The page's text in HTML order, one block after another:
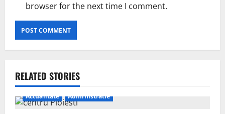
browser for the next time I comment.
RELATED STORIES
Actualitate Administratie